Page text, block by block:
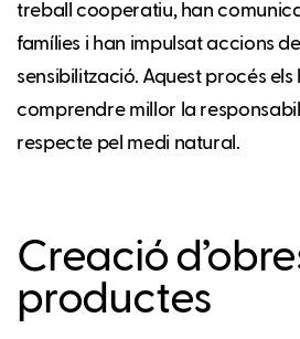
treball cooperatiu, han
famílies i han impulsat accions
sensibilització. Aquest procés
comprendre millor la
respecte pel medi natural.
Creació
productes